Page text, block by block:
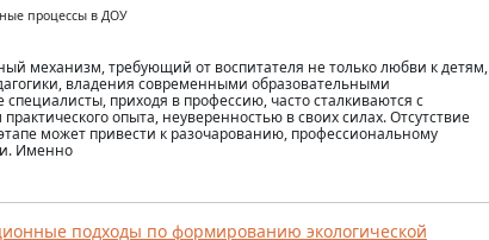
процессы в ДОУ
механизм, требующий от воспитателя не только любви к детям,
владения современными образовательными
приходя в профессию, часто сталкиваются с
опыта, неуверенностью в своих силах. Отсутствие
может привести к разочарованию, профессиональному
Именно
подходы по формированию экологической